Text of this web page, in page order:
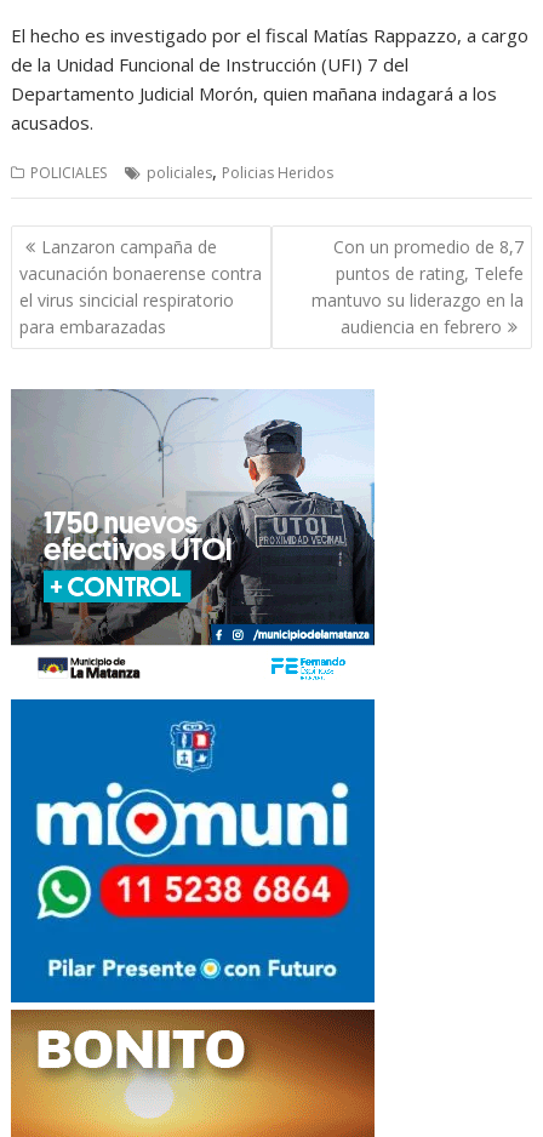
El hecho es investigado por el fiscal Matías Rappazzo, a cargo
de la Unidad Funcional de Instrucción (UFI) 7 del
Departamento Judicial Morón, quien mañana indagará a los
acusados.
POLICIALES policiales, Policias Heridos
Navegación
de
entradas
Lanzaron campaña de
vacunación bonaerense contra
el virus sincicial respiratorio
para embarazadas
Con un promedio de 8,7
puntos de rating, Telefe
mantuvo su liderazgo en la
audiencia en febrero